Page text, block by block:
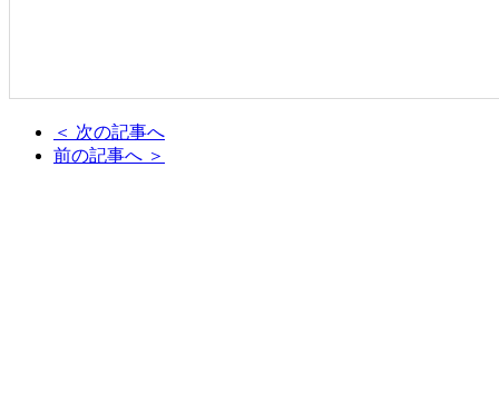
＜ 次の記事へ
前の記事へ ＞